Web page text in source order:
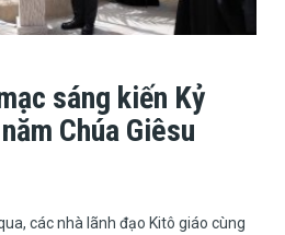
sáng kiến Kỷ
Chúa Giêsu
các nhà lãnh đạo Kitô giáo cùng